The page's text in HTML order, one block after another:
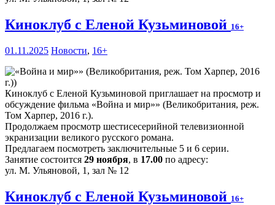
Киноклуб с Еленой Кузьминовой 16+
01.11.2025 Новости, 16+
Киноклуб с Еленой Кузьминовой приглашает на просмотр и
обсуждение фильма «Война и мир»» (Великобритания, реж.
Том Харпер, 2016 г.).
Продолжаем просмотр шестисесерийной телевизионной
экранизации великого русского романа.
Предлагаем посмотреть заключительные 5 и 6 серии.
Занятие состоится 29 ноября, в 17.00 по адресу:
ул. М. Ульяновой, 1, зал № 12
Киноклуб с Еленой Кузьминовой 16+